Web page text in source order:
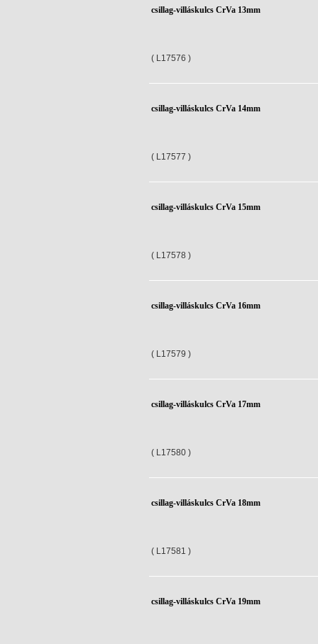
csillag-villáskulcs CrVa 13mm
( L17576 )
csillag-villáskulcs CrVa 14mm
( L17577 )
csillag-villáskulcs CrVa 15mm
( L17578 )
csillag-villáskulcs CrVa 16mm
( L17579 )
csillag-villáskulcs CrVa 17mm
( L17580 )
csillag-villáskulcs CrVa 18mm
( L17581 )
csillag-villáskulcs CrVa 19mm